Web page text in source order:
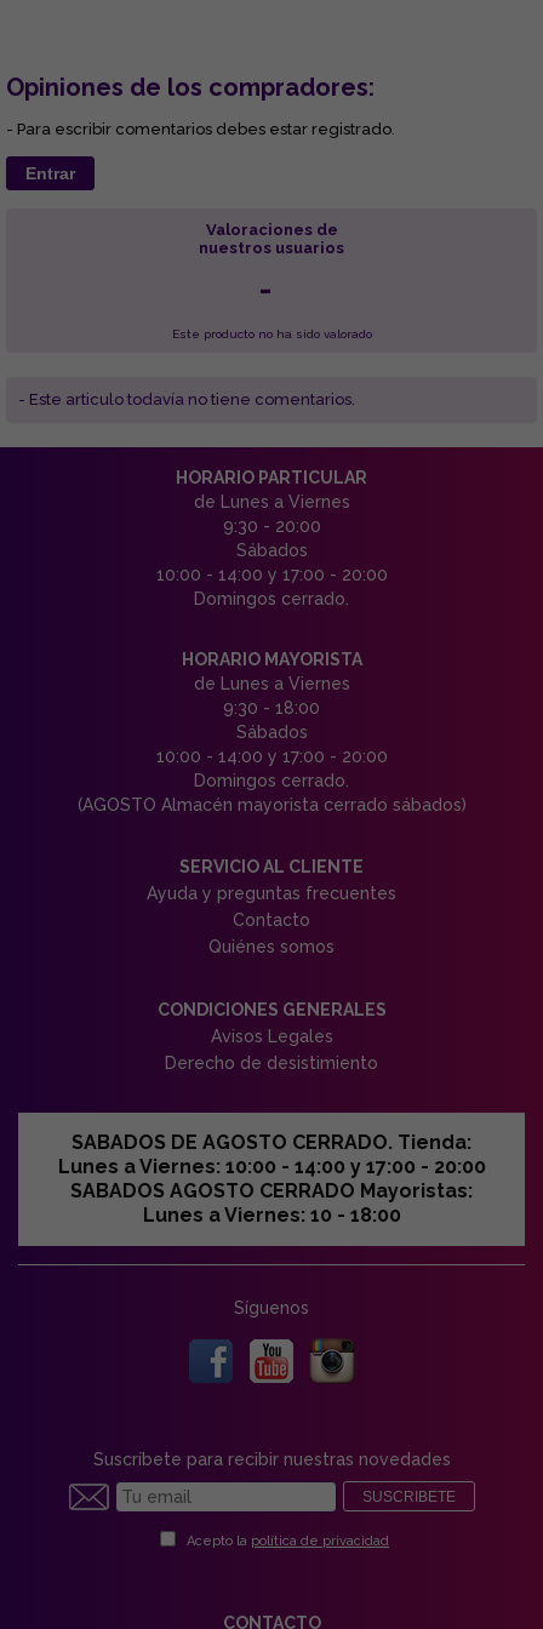
Opiniones de los compradores:
- Para escribir comentarios debes estar registrado.
Entrar
Valoraciones de
nuestros usuarios
-
Este producto no ha sido valorado
- Este articulo todavía no tiene comentarios.
HORARIO PARTICULAR
de Lunes a Viernes
9:30 - 20:00
Sábados
10:00 - 14:00 y 17:00 - 20:00
Domingos cerrado.
HORARIO MAYORISTA
de Lunes a Viernes
9:30 - 18:00
Sábados
10:00 - 14:00 y 17:00 - 20:00
Domingos cerrado.
(AGOSTO Almacén mayorista cerrado sábados)
SERVICIO AL CLIENTE
Ayuda y preguntas frecuentes
Contacto
Quiénes somos
CONDICIONES GENERALES
Avisos Legales
Derecho de desistimiento
SABADOS DE AGOSTO CERRADO. Tienda:
Lunes a Viernes: 10:00 - 14:00 y 17:00 - 20:00
SABADOS AGOSTO CERRADO Mayoristas:
Lunes a Viernes: 10 - 18:00
Síguenos
Suscríbete para recibir nuestras novedades
SUSCRIBETE
Acepto la política de privacidad
CONTACTO